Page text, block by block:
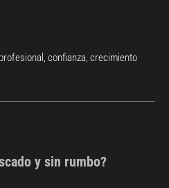
, confianza, crecimiento
y sin rumbo?